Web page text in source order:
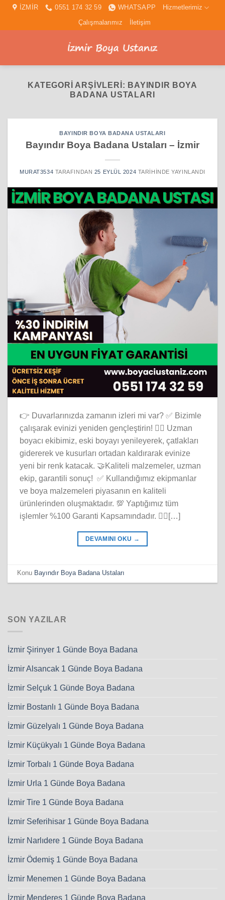
İçeriğeİZMİR 0551 174 32 59 WHATSAPP
Hizmetlerimiz
Çalışmalarımız
İletişim
KATEGORI ARŞIVLERI: BAYINDIR BOYA
BADANA USTALARI
BAYINDIR BOYA BADANA USTALARI
Bayındır Boya Badana Ustaları – İzmir
MURAT3534 TARAFINDAN 25 EYLÜL 2024 TARIHINDE YAYINLANDI
👉 Duvarlarınızda zamanın izleri mi var? ✅ Bizimle
çalışarak evinizi yeniden gençleştirin! 👷‍♂️ Uzman
boyacı ekibimiz, eski boyayı yenileyerek, çatlakları
gidererek ve kusurları ortadan kaldırarak evinize
yeni bir renk katacak. 🤝Kaliteli malzemeler, uzman
ekip, garantili sonuç! ✅ Kullandığımız ekipmanlar
ve boya malzemeleri piyasanın en kaliteli
ürünlerinden oluşmaktadır. 💯 Yaptığımız tüm
işlemler %100 Garanti Kapsamındadır. 👷‍♂️[…]
DEVAMINI OKU →
Konu Bayındır Boya Badana Ustaları
SON YAZILAR
İzmir Şirinyer 1 Günde Boya Badana
İzmir Alsancak 1 Günde Boya Badana
İzmir Selçuk 1 Günde Boya Badana
İzmir Bostanlı 1 Günde Boya Badana
İzmir Güzelyalı 1 Günde Boya Badana
İzmir Küçükyalı 1 Günde Boya Badana
İzmir Torbalı 1 Günde Boya Badana
İzmir Urla 1 Günde Boya Badana
İzmir Tire 1 Günde Boya Badana
İzmir Seferihisar 1 Günde Boya Badana
İzmir Narlıdere 1 Günde Boya Badana
İzmir Ödemiş 1 Günde Boya Badana
İzmir Menemen 1 Günde Boya Badana
İzmir Menderes 1 Günde Boya Badana